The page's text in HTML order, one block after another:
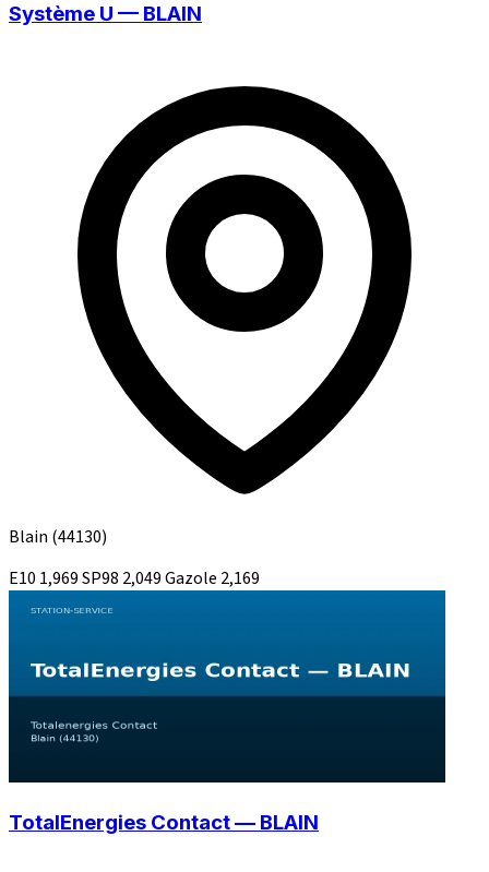
Système U — BLAIN
Blain (44130)
E10 1,969SP98 2,049Gazole 2,169
TotalEnergies Contact — BLAIN